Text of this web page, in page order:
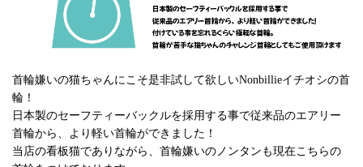
首輪嫌いの猫ちゃんにこそ是非試して欲しいNonbillieイチオシの首
輪！
日本製のセーフティーバックルを採用する事で従来品のエアリー
首輪から、より軽い首輪ができました！
当店の看板猫でありながら、首輪嫌いのノンタンも現在こちらの